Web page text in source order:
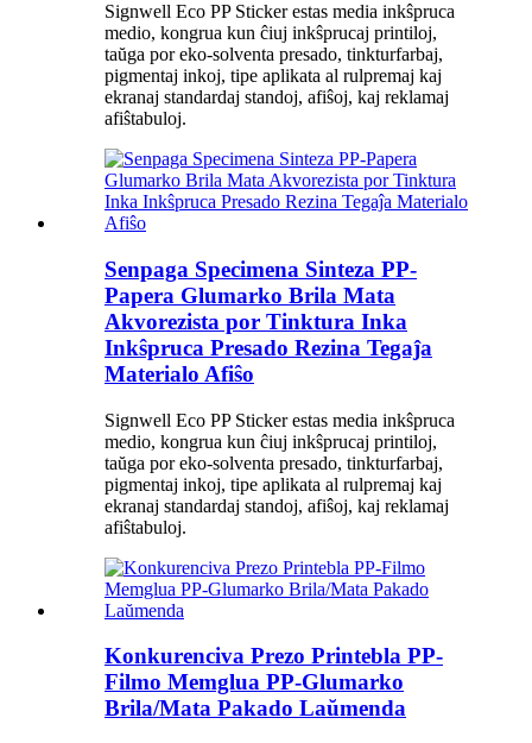
Signwell Eco PP Sticker estas media inkŝpruca
medio, kongrua kun ĉiuj inkŝprucaj printiloj,
taŭga por eko-solventa presado, tinkturfarbaj,
pigmentaj inkoj, tipe aplikata al rulpremaj kaj
ekranaj standardaj standoj, afiŝoj, kaj reklamaj
afiŝtabuloj.
Senpaga Specimena Sinteza PP-
Papera Glumarko Brila Mata
Akvorezista por Tinktura Inka
Inkŝpruca Presado Rezina Tegaĵa
Materialo Afiŝo
Signwell Eco PP Sticker estas media inkŝpruca
medio, kongrua kun ĉiuj inkŝprucaj printiloj,
taŭga por eko-solventa presado, tinkturfarbaj,
pigmentaj inkoj, tipe aplikata al rulpremaj kaj
ekranaj standardaj standoj, afiŝoj, kaj reklamaj
afiŝtabuloj.
Konkurenciva Prezo Printebla PP-
Filmo Memglua PP-Glumarko
Brila/Mata Pakado Laŭmenda